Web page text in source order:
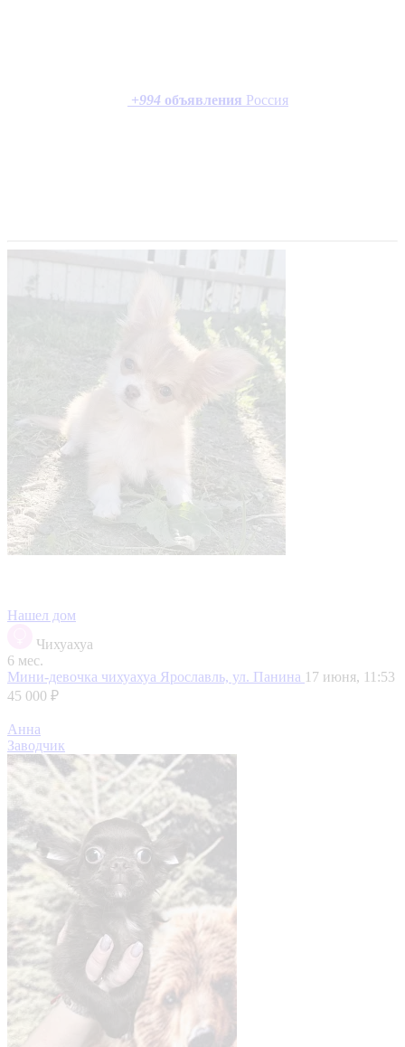
+994 объявления Россия
Нашел дом
Чихуахуа
6 мес.
Мини-девочка чихуахуа Ярославль, ул. Панина 17 июня, 11:53
45 000 ₽
Анна
Заводчик